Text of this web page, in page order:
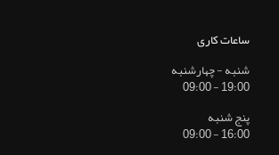
ساعات کاری
شنبه - چهارشنبه
19:00 - 09:00
پنج شنبه
16:00 - 09:00